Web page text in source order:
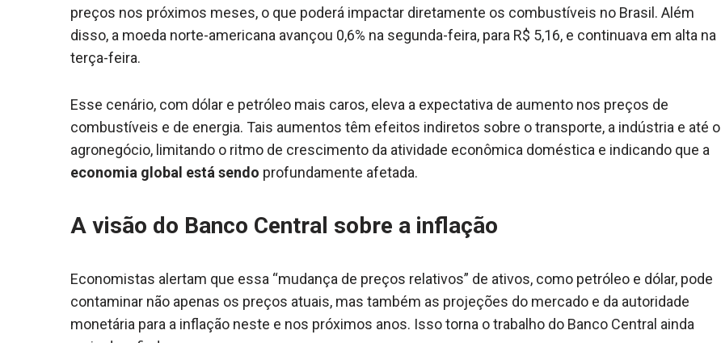
preços nos próximos meses, o que poderá impactar diretamente os combustíveis no Brasil. Além
disso, a moeda norte-americana avançou 0,6% na segunda-feira, para R$ 5,16, e continuava em alta na
terça-feira.
Esse cenário, com dólar e petróleo mais caros, eleva a expectativa de aumento nos preços de
combustíveis e de energia. Tais aumentos têm efeitos indiretos sobre o transporte, a indústria e até o
agronegócio, limitando o ritmo de crescimento da atividade econômica doméstica e indicando que a
economia global está sendo profundamente afetada.
A visão do Banco Central sobre a inflação
Economistas alertam que essa “mudança de preços relativos” de ativos, como petróleo e dólar, pode
contaminar não apenas os preços atuais, mas também as projeções do mercado e da autoridade
monetária para a inflação neste e nos próximos anos. Isso torna o trabalho do Banco Central ainda